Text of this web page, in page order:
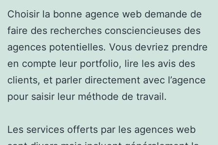
Choisir la bonne agence web demande de
faire des recherches consciencieuses des
agences potentielles. Vous devriez prendre
en compte leur portfolio, lire les avis des
clients, et parler directement avec l’agence
pour saisir leur méthode de travail.
Les services offerts par les agences web